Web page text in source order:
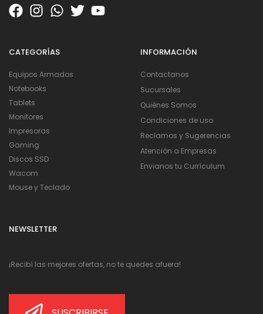
CATEGORÍAS
Equipos Armados
Notebooks
Tablets
Monitores
Impresoras
Gaming
Discos SSD
Wacom
Mouse y Teclado
INFORMACIÓN
Contactanos
Sucursales
Quiénes Somos
Condiciones de uso
Reclamos y Sugerencias
Atención a Empresas
Envianos tu Currículum
NEWSLETTER
¡Recibí las mejores ofertas, no te quedes afuera!